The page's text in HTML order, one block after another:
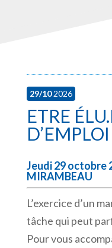
29/102026
ETRE
D’EMPLOI
Jeudi 29 octobre
MIRAMBEAU
L’exercice d’un
tâche qui peut
Pour vous